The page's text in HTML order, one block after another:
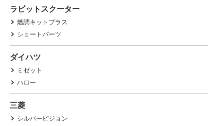
ラビットスクーター
燃調キットプラス
ショートパーツ
ダイハツ
ミゼット
ハロー
三菱
シルバーピジョン